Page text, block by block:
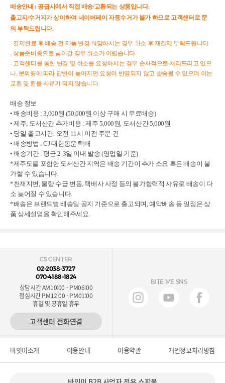
배송안내 : 공급사에서 직접 배송/교환되는 상품입니다.
출고지/수거지가 상이하여 네이버페이 자동수거가 불가 하므로 고객센터로 문
의 부탁드립니다.
- 결제완료 후 배송 전 제품 변경 희망하시는 경우 취소 후 재결제 부탁드립니다.
- 상품준비중으로 넘어갈 경우 취소가 어렵습니다.
- 고객센터를 통한 변경 및 취소를 요청하시는 경우 순차적으로 처리드리고 있으
나, 문의량에 따라 답변이 늦어지면 요청이 반영되지 않고 발송될 수 있으며 이는
교환 및 환불 사유가 되지 않습니다.
배송 정보
• 배송비용 : 3,000원 (50,000원 이상 구매 시 무료배송)
• 제주, 도서산간 추가비용 : 제주 5,000원, 도서산간 5,000원
• 당일 출고시간: 오전 11시 이전 주문 건
• 배송방법 : CJ 대한통운 택배
• 배송기간 : 평균 2-3일 이내 발송 (영업일 기준)
*제주도를 포함한 도서산간 지역은 배송 기간이 추가 소요 혹은 배송이 불
가할 수 있습니다.
*천재지변, 물량 수급 변동, 택배사 사정 등의 불가항력적 사유로 배송이 다
소 늦어질 수 있습니다.
*배송은 브랜드별 배송일 공지 기준으로 출고되며, 예약배송 등 일정은 상
품 상세설명을 확인해주세요.
CS CENTER
02-2038-3727
070-4188-1824
상담시간 AM10:00 - PM06:00
점심시간 PM12:00 - PM01:00
휴일 및 공휴일 휴무
고객센터 전화연결
BITE ME SNS
바잇미소개 이용안내 이용약관 개인정보처리방침